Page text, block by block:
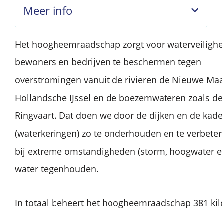
Meer info
Het hoogheemraadschap zorgt voor
bewoners en bedrijven te beschermen tegen
overstromingen vanuit de rivieren de Nieuwe
Hollandsche IJssel en de boezemwateren zoals
Ringvaart. Dat doen we door de dijken en de
(waterkeringen) zo te onderhouden en te
bij extreme omstandigheden (storm, hoogwater
water tegenhouden.
In totaal beheert het hoogheemraadschap 381